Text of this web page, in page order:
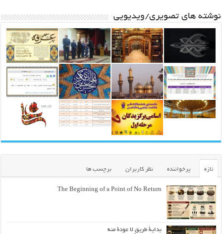
نوشته های تصویری/ویدیویی
تازه پرخواننده نظر کاربران برچسب ها
The Beginning of a Point of No Return
بداية طريقٍ لا عودة منه